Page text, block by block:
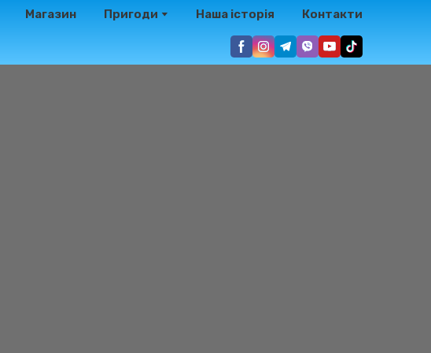
Магазин Пригоди Наша історія Контакти